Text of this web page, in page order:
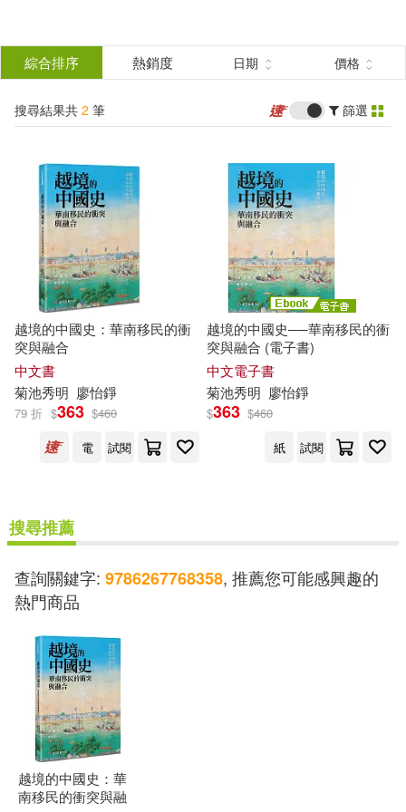
結
分類 (單選)
所有商品(2) 圖書(1)
電子書(1)
作者 (可複選)
菊池秀明(2)
出版社 (可複選)
可港澳店取(1)
可新加坡店取(1)
可菲律賓店取(1)
綜合排序 熱銷度 日期 價格
搜尋結果共 2 筆 篩選
越境的中國史：華南移民的衝
突與融合
中文書
菊池秀明 廖怡錚
79 折 $363 $460
電
試閱
越境的中國史──華南移民的衝
突與融合 (電子書)
中文電子書
菊池秀明 廖怡錚
$363 $460
紙
試閱
搜尋推薦
查詢關鍵字: 9786267768358, 推薦您可能感興趣的
熱門商品
越境的中國史：華
南移民的衝突與融